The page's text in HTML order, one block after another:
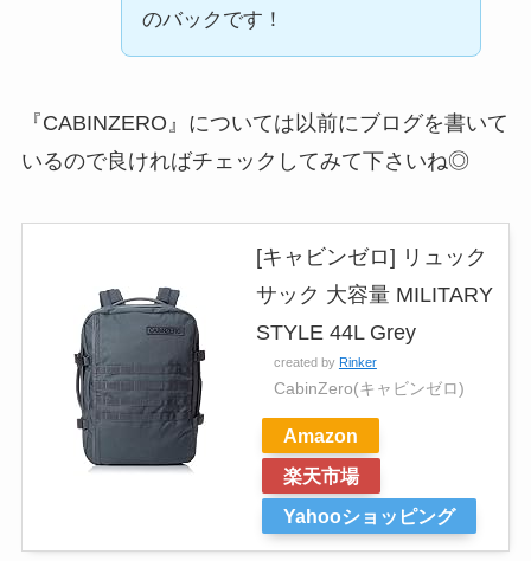
のバックです！
『CABINZERO』 については以前にブログを書いて
いるので良ければチェックしてみて下さいね◎
[キャビンゼロ] リュック
サック 大容量 MILITARY
STYLE 44L Grey
created by Rinker
CabinZero(キャビンゼロ)
Amazon
楽天市場
Yahooショッピング